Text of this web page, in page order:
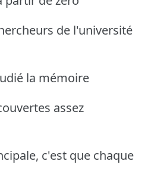
de l'université
la mémoire
assez
c'est que chaque